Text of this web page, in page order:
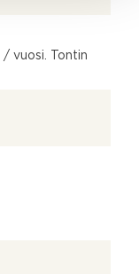
/ vuosi. Tontin